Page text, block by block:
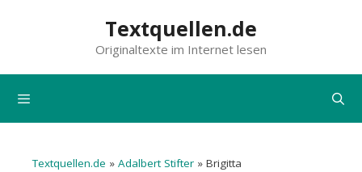
Textquellen.de
Originaltexte im Internet lesen
Textquellen.de » Adalbert Stifter » Brigitta